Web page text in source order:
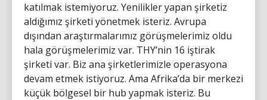
katılmak istemiyoruz. Yenilikler yapan şirketiz
aldığımız şirketi yönetmek isteriz. Avrupa
dışından araştırmalarımız görüşmelerimiz oldu
hala görüşmelerimiz var. THY’nin 16 iştirak
şirketi var. Biz ana şirketlerimizle operasyona
devam etmek istiyoruz. Ama Afrika’da bir merkezi
küçük bölgesel bir hub yapmak isteriz. Bu